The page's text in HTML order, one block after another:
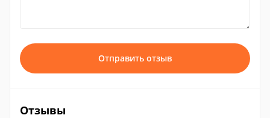
Отправить отзыв
Отзывы